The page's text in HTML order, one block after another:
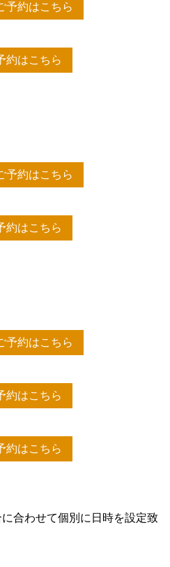
予約はこちら
約はこちら
予約はこちら
約はこちら
予約はこちら
約はこちら
約はこちら
合わせて個別に日時を設定致